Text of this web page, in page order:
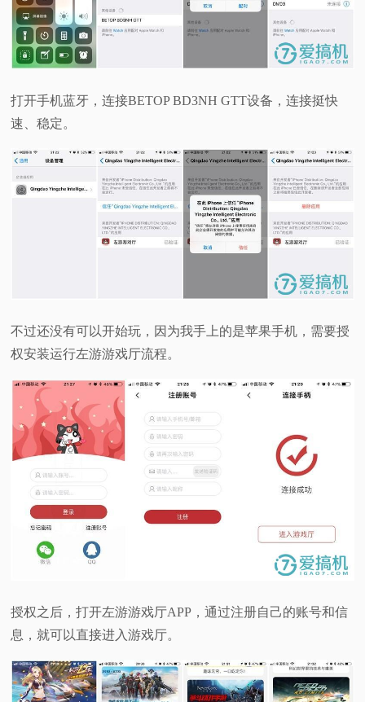
打开手机蓝牙，连接BETOP BD3NH GTT设备，连接挺快
速、稳定。
不过还没有可以开始玩，因为我手上的是苹果手机，需要授
权安装运行左游游戏厅流程。
授权之后，打开左游游戏厅APP，通过注册自己的账号和信
息，就可以直接进入游戏厅。